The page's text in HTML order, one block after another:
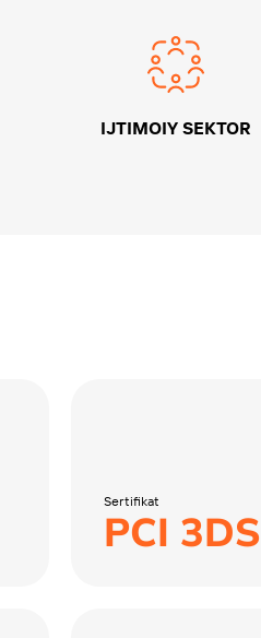
IJTIMOIY SEKTOR
Sertifikat
PCI 3DS